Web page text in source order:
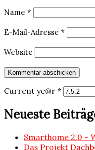
Name *
E-Mail-Adresse *
Website
Current ye@r *
Neueste
Smarthome 2.0 –
Das Projekt